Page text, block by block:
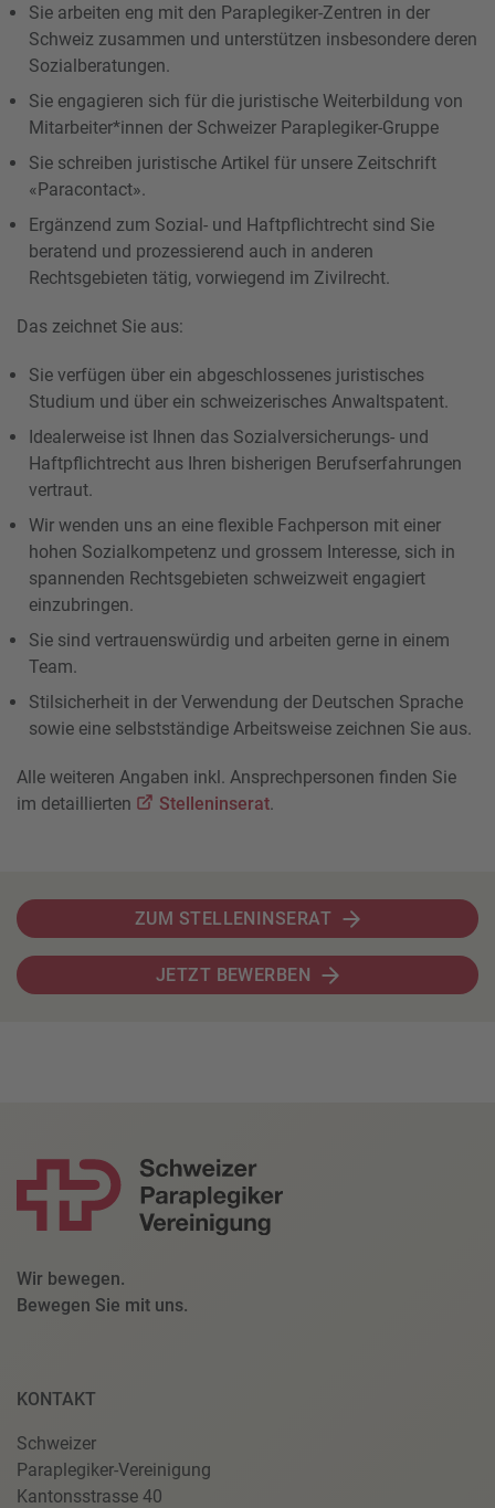
Sie arbeiten eng mit den Paraplegiker-Zentren in der
Schweiz zusammen und unterstützen insbesondere deren
Sozialberatungen.
Sie engagieren sich für die juristische Weiterbildung von
Mitarbeiter*innen der Schweizer Paraplegiker-Gruppe
Sie schreiben juristische Artikel für unsere Zeitschrift
«Paracontact».
Ergänzend zum Sozial- und Haftpflichtrecht sind Sie
beratend und prozessierend auch in anderen
Rechtsgebieten tätig, vorwiegend im Zivilrecht.
Das zeichnet Sie aus:
Sie verfügen über ein abgeschlossenes juristisches
Studium und über ein schweizerisches Anwaltspatent.
Idealerweise ist Ihnen das Sozialversicherungs- und
Haftpflichtrecht aus Ihren bisherigen Berufserfahrungen
vertraut.
Wir wenden uns an eine flexible Fachperson mit einer
hohen Sozialkompetenz und grossem Interesse, sich in
spannenden Rechtsgebieten schweizweit engagiert
einzubringen.
Sie sind vertrauenswürdig und arbeiten gerne in einem
Team.
Stilsicherheit in der Verwendung der Deutschen Sprache
sowie eine selbstständige Arbeitsweise zeichnen Sie aus.
Alle weiteren Angaben inkl. Ansprechpersonen finden Sie
im detaillierten
Stelleninserat.
ZUM STELLENINSERAT
JETZT BEWERBEN
Wir bewegen.
Bewegen Sie mit uns.
KONTAKT
Schweizer
Paraplegiker-Vereinigung
Kantonsstrasse 40